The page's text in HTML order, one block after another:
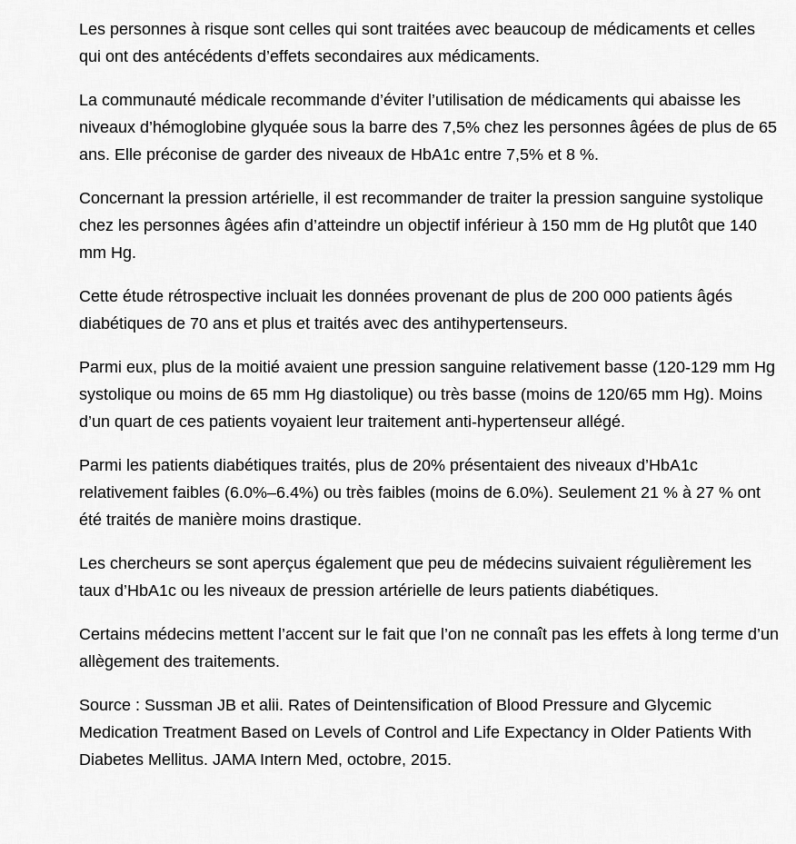
Les personnes à risque sont celles qui sont traitées avec beaucoup de médicaments et celles
qui ont des antécédents d’effets secondaires aux médicaments.
La communauté médicale recommande d’éviter l’utilisation de médicaments qui abaisse les
niveaux d’hémoglobine glyquée sous la barre des 7,5% chez les personnes âgées de plus de 65
ans. Elle préconise de garder des niveaux de HbA1c entre 7,5% et 8 %.
Concernant la pression artérielle, il est recommander de traiter la pression sanguine systolique
chez les personnes âgées afin d’atteindre un objectif inférieur à 150 mm de Hg plutôt que 140
mm Hg.
Cette étude rétrospective incluait les données provenant de plus de 200 000 patients âgés
diabétiques de 70 ans et plus et traités avec des antihypertenseurs.
Parmi eux, plus de la moitié avaient une pression sanguine relativement basse (120-129 mm Hg
systolique ou moins de 65 mm Hg diastolique) ou très basse (moins de 120/65 mm Hg). Moins
d’un quart de ces patients voyaient leur traitement anti-hypertenseur allégé.
Parmi les patients diabétiques traités, plus de 20% présentaient des niveaux d’HbA1c
relativement faibles (6.0%–6.4%) ou très faibles (moins de 6.0%). Seulement 21 % à 27 % ont
été traités de manière moins drastique.
Les chercheurs se sont aperçus également que peu de médecins suivaient régulièrement les
taux d’HbA1c ou les niveaux de pression artérielle de leurs patients diabétiques.
Certains médecins mettent l’accent sur le fait que l’on ne connaît pas les effets à long terme d’un
allègement des traitements.
Source : Sussman JB et alii. Rates of Deintensification of Blood Pressure and Glycemic
Medication Treatment Based on Levels of Control and Life Expectancy in Older Patients With
Diabetes Mellitus. JAMA Intern Med, octobre, 2015.